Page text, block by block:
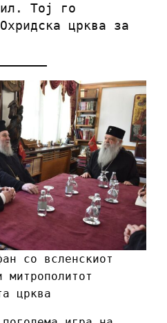
Тој го
црква за
со всленскиот
митрополитот
црква